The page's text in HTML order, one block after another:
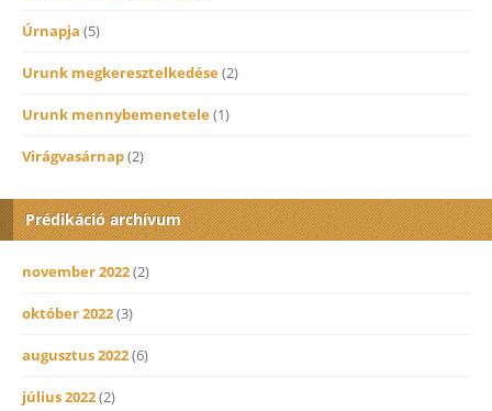
Úrnapja (5)
Urunk megkeresztelkedése(2)
Urunk mennybemenetele(1)
Virágvasárnap(2)
Prédikáció archívum
november 2022(2)
október 2022(3)
augusztus 2022(6)
július 2022(2)